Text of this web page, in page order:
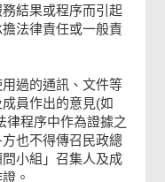
結果或程序而引起
法律責任或一般責
過的通訊、文件等
員作出的意見(如
律程序中作為證據之
也不得傳召民政總
小組」召集人及成
。